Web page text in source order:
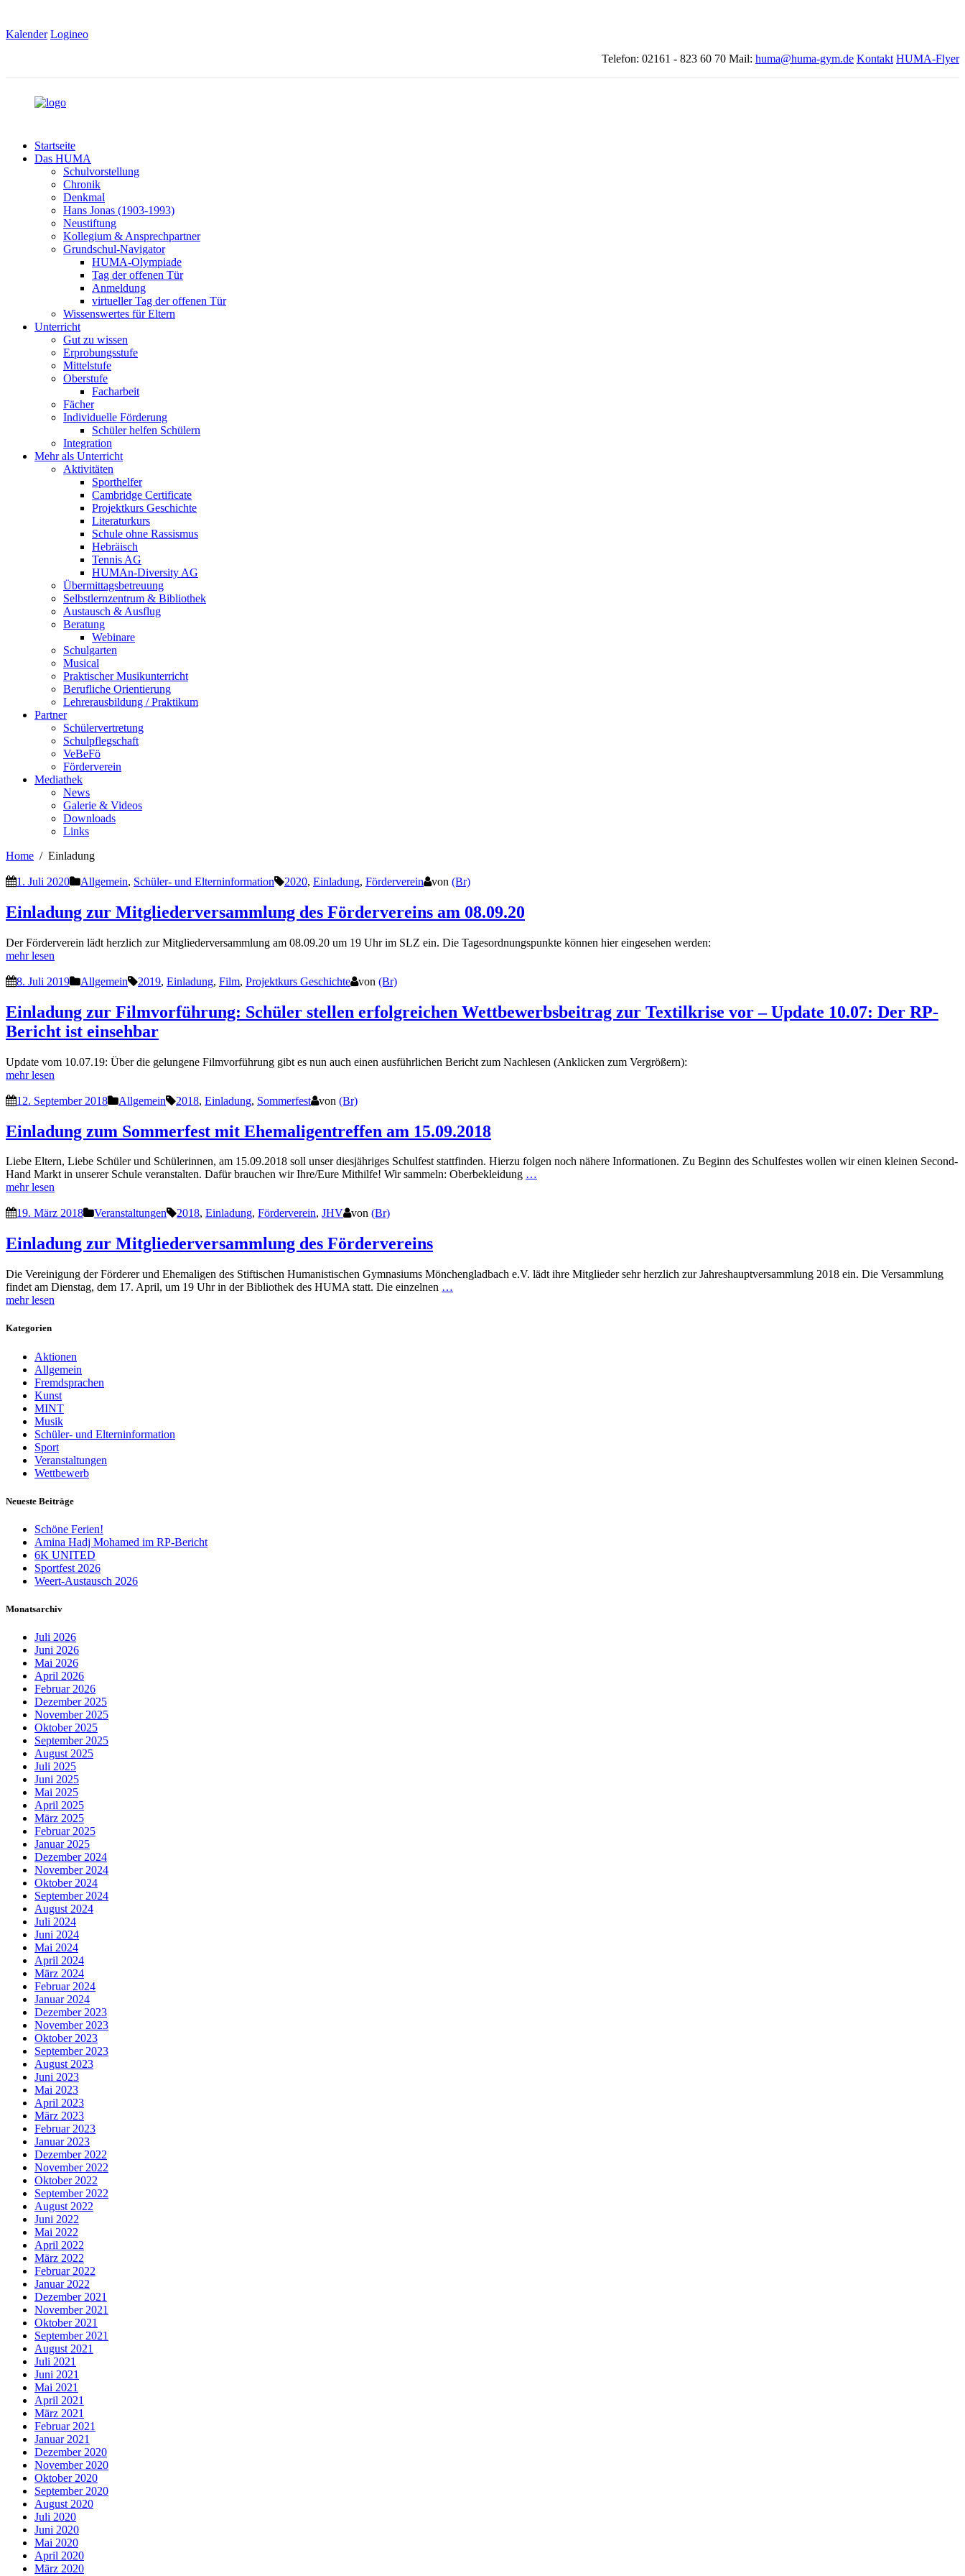
Kalender Logineo
Telefon: 02161 - 823 60 70 Mail: huma@huma-gym.de Kontakt HUMA-Flyer
Startseite
Das HUMA
Schulvorstellung
Chronik
Denkmal
Hans Jonas (1903-1993)
Neustiftung
Kollegium & Ansprechpartner
Grundschul-Navigator
HUMA-Olympiade
Tag der offenen Tür
Anmeldung
virtueller Tag der offenen Tür
Wissenswertes für Eltern
Unterricht
Gut zu wissen
Erprobungsstufe
Mittelstufe
Oberstufe
Facharbeit
Fächer
Individuelle Förderung
Schüler helfen Schülern
Integration
Mehr als Unterricht
Aktivitäten
Sporthelfer
Cambridge Certificate
Projektkurs Geschichte
Literaturkurs
Schule ohne Rassismus
Hebräisch
Tennis AG
HUMAn-Diversity AG
Übermittagsbetreuung
Selbstlernzentrum & Bibliothek
Austausch & Ausflug
Beratung
Webinare
Schulgarten
Musical
Praktischer Musikunterricht
Berufliche Orientierung
Lehrerausbildung / Praktikum
Partner
Schülervertretung
Schulpflegschaft
VeBeFö
Förderverein
Mediathek
News
Galerie & Videos
Downloads
Links
Home
Einladung
1. Juli 2020 Allgemein, Schüler- und Elterninformation 2020, Einladung, Förderverein von (Br)
Einladung zur Mitgliederversammlung des Fördervereins am 08.09.20
Der Förderverein lädt herzlich zur Mitgliederversammlung am 08.09.20 um 19 Uhr im SLZ ein. Die Tagesordnungspunkte können hier eingesehen werden:
mehr lesen
8. Juli 2019 Allgemein 2019, Einladung, Film, Projektkurs Geschichte von (Br)
Einladung zur Filmvorführung: Schüler stellen erfolgreichen Wettbewerbsbeitrag zur Textilkrise vor – Update 10.07: Der RP-
Bericht ist einsehbar
Update vom 10.07.19: Über die gelungene Filmvorführung gibt es nun auch einen ausführlichen Bericht zum Nachlesen (Anklicken zum Vergrößern):
mehr lesen
12. September 2018 Allgemein 2018, Einladung, Sommerfest von (Br)
Einladung zum Sommerfest mit Ehemaligentreffen am 15.09.2018
Liebe Eltern, Liebe Schüler und Schülerinnen, am 15.09.2018 soll unser diesjähriges Schulfest stattfinden. Hierzu folgen noch nähere Informationen. Zu Beginn des Schulfestes wollen wir einen kleinen Second-
Hand Markt in unserer Schule veranstalten. Dafür brauchen wir Ihre/Eure Mithilfe! Wir sammeln: Oberbekleidung …
mehr lesen
19. März 2018 Veranstaltungen 2018, Einladung, Förderverein, JHV von (Br)
Einladung zur Mitgliederversammlung des Fördervereins
Die Vereinigung der Förderer und Ehemaligen des Stiftischen Humanistischen Gymnasiums Mönchengladbach e.V. lädt ihre Mitglieder sehr herzlich zur Jahreshauptversammlung 2018 ein. Die Versammlung
findet am Dienstag, dem 17. April, um 19 Uhr in der Bibliothek des HUMA statt. Die einzelnen …
mehr lesen
Kategorien
Aktionen
Allgemein
Fremdsprachen
Kunst
MINT
Musik
Schüler- und Elterninformation
Sport
Veranstaltungen
Wettbewerb
Neueste Beiträge
Schöne Ferien!
Amina Hadj Mohamed im RP-Bericht
6K UNITED
Sportfest 2026
Weert-Austausch 2026
Monatsarchiv
Juli 2026
Juni 2026
Mai 2026
April 2026
Februar 2026
Dezember 2025
November 2025
Oktober 2025
September 2025
August 2025
Juli 2025
Juni 2025
Mai 2025
April 2025
März 2025
Februar 2025
Januar 2025
Dezember 2024
November 2024
Oktober 2024
September 2024
August 2024
Juli 2024
Juni 2024
Mai 2024
April 2024
März 2024
Februar 2024
Januar 2024
Dezember 2023
November 2023
Oktober 2023
September 2023
August 2023
Juni 2023
Mai 2023
April 2023
März 2023
Februar 2023
Januar 2023
Dezember 2022
November 2022
Oktober 2022
September 2022
August 2022
Juni 2022
Mai 2022
April 2022
März 2022
Februar 2022
Januar 2022
Dezember 2021
November 2021
Oktober 2021
September 2021
August 2021
Juli 2021
Juni 2021
Mai 2021
April 2021
März 2021
Februar 2021
Januar 2021
Dezember 2020
November 2020
Oktober 2020
September 2020
August 2020
Juli 2020
Juni 2020
Mai 2020
April 2020
März 2020